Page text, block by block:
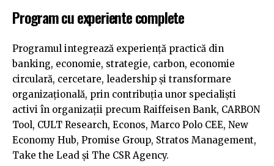
Program cu experiente complete
Programul integrează experiență practică din
banking, economie, strategie, carbon, economie
circulară, cercetare, leadership și transformare
organizațională, prin contribuția unor specialiști
activi în organizații precum Raiffeisen Bank, CARBON
Tool, CULT Research, Econos, Marco Polo CEE, New
Economy Hub, Promise Group, Stratos Management,
Take the Lead și The CSR Agency.